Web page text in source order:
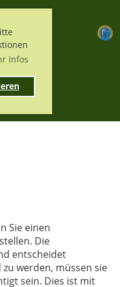
Infos
Sie einen
Die
entscheidet
werden, müssen sie
sein. Dies ist mit